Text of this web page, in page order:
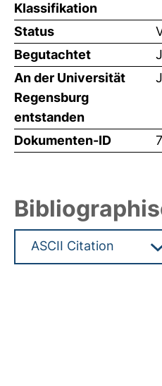
Klassifikation
Status
Begutachtet
An der Universität
Regensburg
entstanden
Dokumenten-ID